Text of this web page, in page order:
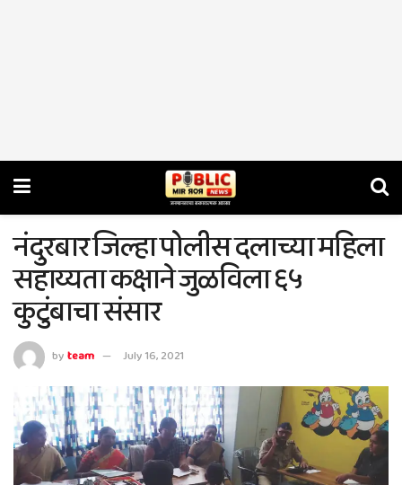
नंदुरबार जिल्हा पोलीस दलाच्या महिला
सहाय्यता कक्षाने जुळविला ६५
कुटुंबाचा संसार
byteam July 16, 2021